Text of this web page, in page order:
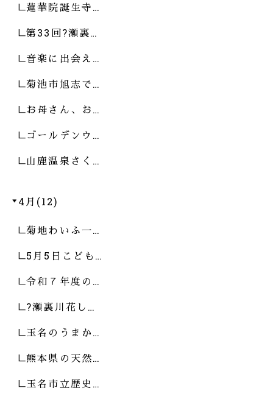
蓮華院誕生寺…
第33回?瀬裏…
音楽に出会え…
菊池市旭志で…
お母さん、お…
ゴールデンウ…
山鹿温泉さく…
4月(12)
菊地わいふ一…
5月5日こども…
令和７年度の…
?瀬裏川花し…
玉名のうまか…
熊本県の天然…
玉名市立歴史…